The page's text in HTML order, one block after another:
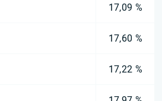
17,09 %
17,60 %
17,22 %